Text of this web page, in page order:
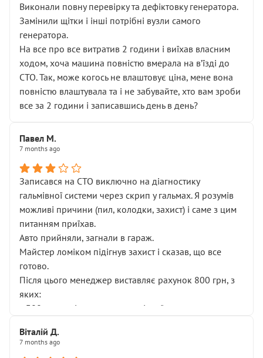
Виконали повну перевірку та дефіктовку генератора.
Замінили щітки і інші потрібні вузли самого
генератора.
На все про все витратив 2 години і виїхав власним
ходом, хоча машина повністю вмерала на вʼїзді до
СТО. Так, може когось не влаштовує ціна, мене вона
повністю влаштувала та і не забувайте, хто вам зроби
все за 2 години і записавшись день в день?
Павел М.
7 months ago
Записався на СТО виключно на діагностику
гальмівної системи через скрип у гальмах. Я розумів
можливі причини (пил, колодки, захист) і саме з цим
питанням приїхав.
Авто прийняли, загнали в гараж.
Майстер ломіком підігнув захист і сказав, що все
готово.
Після цього менеджер виставляє рахунок 800 грн, з
яких:
• 300 грн — діагностика гальмівної системи
НЕ погоджував
Віталій Д.
7 months ago